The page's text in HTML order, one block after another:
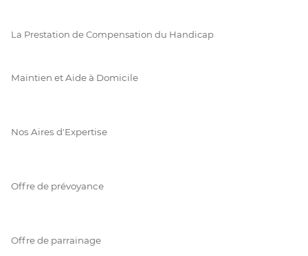
La Prestation de Compensation du Handicap
Maintien et Aide à Domicile
Nos Aires d'Expertise
Offre de prévoyance
Offre de parrainage